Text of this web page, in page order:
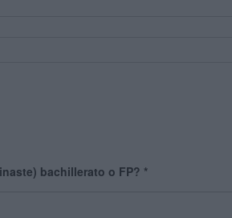
bachillerato o FP? *